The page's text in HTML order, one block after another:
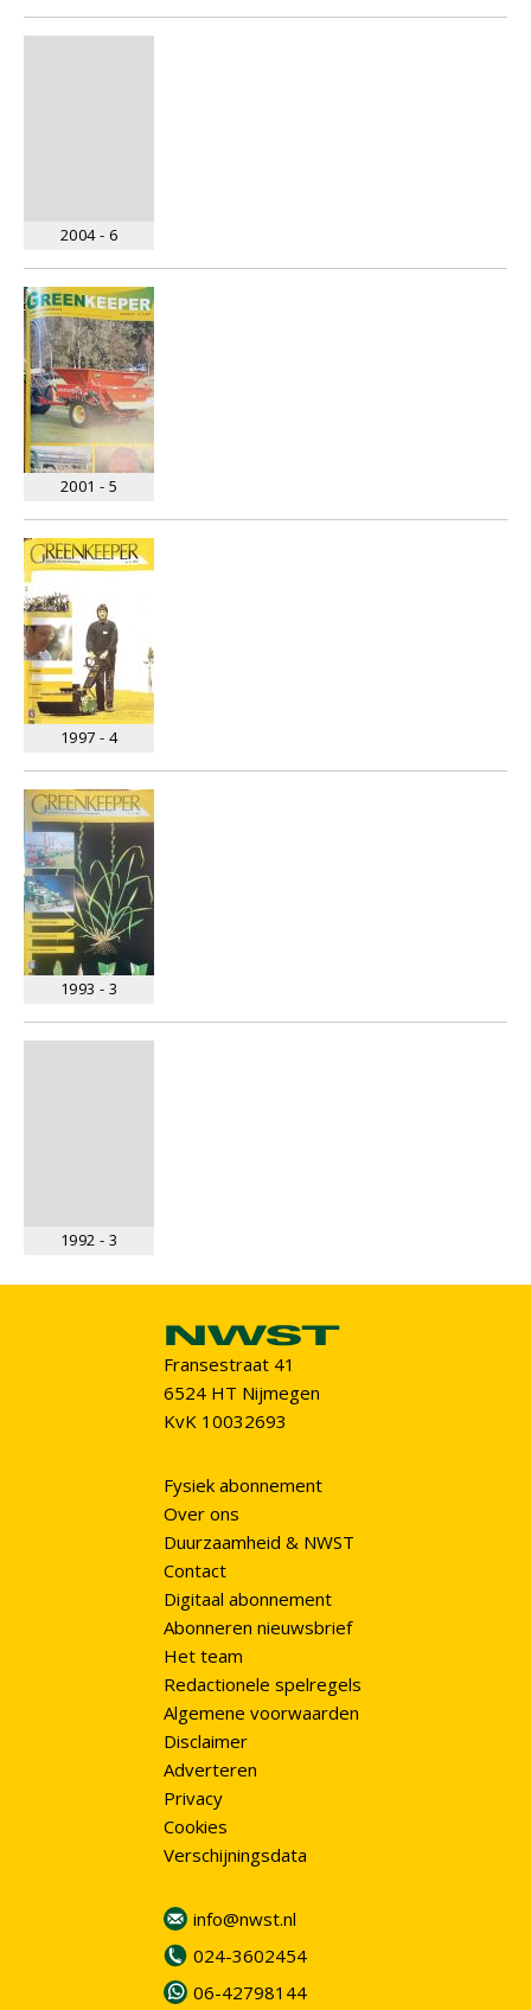
2004 - 6
2001 - 5
1997 - 4
1993 - 3
1992 - 3
Fransestraat 41
6524 HT Nijmegen
KvK 10032693
Fysiek abonnement
Over ons
Duurzaamheid & NWST
Contact
Digitaal abonnement
Abonneren nieuwsbrief
Het team
Redactionele spelregels
Algemene voorwaarden
Disclaimer
Adverteren
Privacy
Cookies
Verschijningsdata
info@nwst.nl
024-3602454
06-42798144